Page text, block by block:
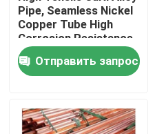
Сделать запрос
Медные штуцеры никеля
Медно-никелевый
Pipe, Seamless Nickel
Copper Tube High
Corrosion Resistance
for Heavy Industry
Отправить запрос